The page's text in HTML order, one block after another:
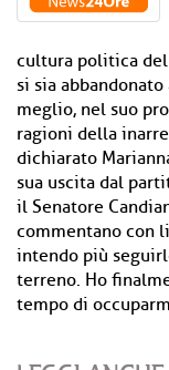
cultura politica
si sia
meglio, nel suo
ragioni della
dichiarato
sua uscita dal
il Senatore
commentano con
intendo più
terreno. Ho
tempo di